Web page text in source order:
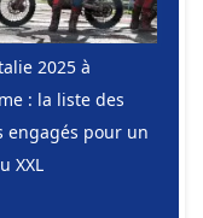
2025 à
: la liste des
engagés pour un
XXL